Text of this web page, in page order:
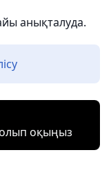
анықталуда.
оқыңыз